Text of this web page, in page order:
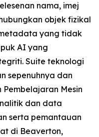
nama, imej
objek fizikal
yang tidak
AI yang
Suite teknologi
sepenuhnya dan
Mesin
dan data
serta pemantauan
di Beaverton,